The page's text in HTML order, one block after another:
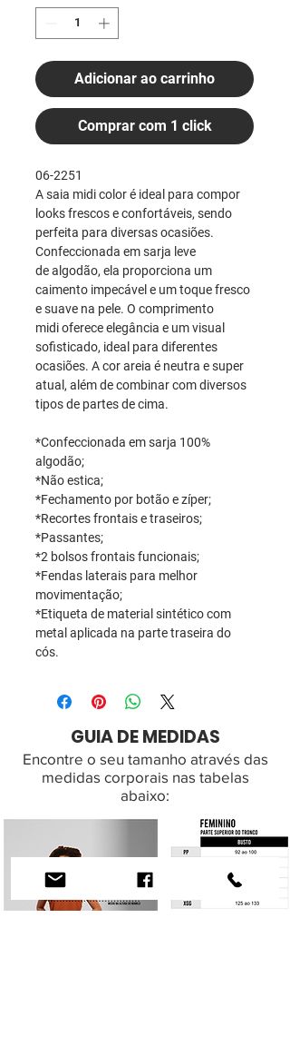
Adicionar ao carrinho
Comprar com 1 click
06-2251
A saia midi color é ideal para compor
looks frescos e confortáveis, sendo
perfeita para diversas ocasiões.
Confeccionada em sarja leve
de algodão, ela proporciona um
caimento impecável e um toque fresco
e suave na pele. O comprimento
midi oferece elegância e um visual
sofisticado, ideal para diferentes
ocasiões. A cor areia é neutra e super
atual, além de combinar com diversos
tipos de partes de cima.
*Confeccionada em sarja 100%
algodão;
*Não estica;
*Fechamento por botão e zíper;
*Recortes frontais e traseiros;
*Passantes;
*2 bolsos frontais funcionais;
*Fendas laterais para melhor
movimentação;
*Etiqueta de material sintético com
metal aplicada na parte traseira do
cós.
GUIA DE MEDIDAS
Encontre o seu tamanho através das
medidas corporais nas tabelas
abaixo: